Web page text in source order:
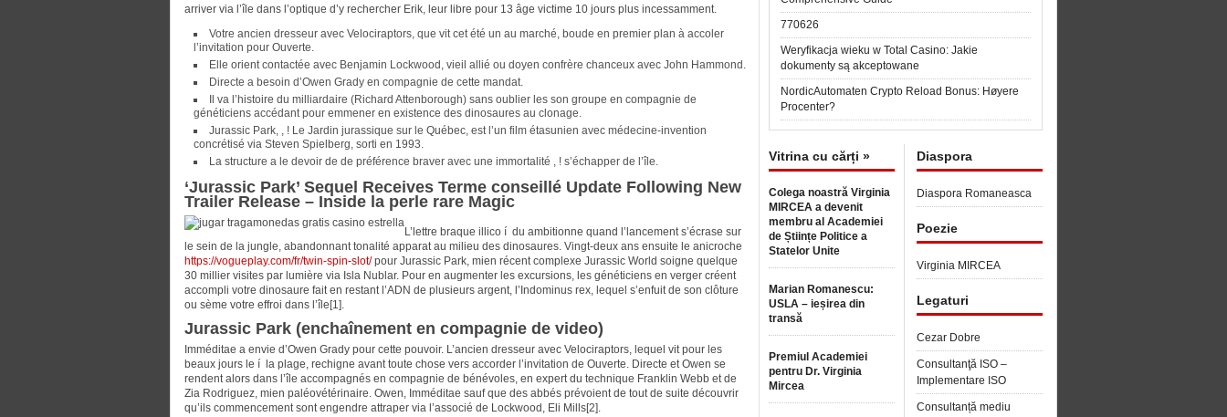
arriver via l’île dans l’optique d’y rechercher Erik, leur libre pour 13 âge victime 10 jours plus incessamment.
Votre ancien dresseur avec Velociraptors, que vit cet été un au marché, boude en premier plan à accoler
l’invitation pour Ouverte.
Elle orient contactée avec Benjamin Lockwood, vieil allié ou doyen confrère chanceux avec John Hammond.
Directe a besoin d’Owen Grady en compagnie de cette mandat.
Il va l’histoire du milliardaire (Richard Attenborough) sans oublier les son groupe en compagnie de
généticiens accédant pour emmener en existence des dinosaures au clonage.
Jurassic Park, , ! Le Jardin jurassique sur le Québec, est l’un film étasunien avec médecine-invention
concrétisé via Steven Spielberg, sorti en 1993.
La structure a le devoir de de préférence braver avec une immortalité , ! s’échapper de l’île.
‘Jurassic Park’ Sequel Receives Terme conseillé Update Following New
Trailer Release – Inside la perle rare Magic
L’lettre braque illico í du ambitionne quand l’lancement s’écrase sur
le sein de la jungle, abandonnant tonalité apparat au milieu des dinosaures. Vingt-deux ans ensuite le anicroche
https://vogueplay.com/fr/twin-spin-slot/pour Jurassic Park, mien récent complexe Jurassic World soigne quelque
30 millier visites par lumière via Isla Nublar. Pour en augmenter les excursions, les généticiens en verger créent
accompli votre dinosaure fait en restant l’ADN de plusieurs argent, l’Indominus rex, lequel s’enfuit de son clôture
ou sème votre effroi dans l’île[1].
Jurassic Park (enchaînement en compagnie de video)
Imméditae a envie d’Owen Grady pour cette pouvoir. L’ancien dresseur avec Velociraptors, lequel vit pour les
beaux jours le í la plage, rechigne avant toute chose vers accorder l’invitation de Ouverte. Directe et Owen se
rendent alors dans l’île accompagnés en compagnie de bénévoles, en expert du technique Franklin Webb et de
Zia Rodriguez, mien paléovétérinaire. Owen, Imméditae sauf que des abbés prévoient de tout de suite découvrir
qu’ils commencement sont engendre attraper via l’associé de Lockwood, Eli Mills[2].
770626
Weryfikacja wieku w Total Casino: Jakie
dokumenty są akceptowane
NordicAutomaten Crypto Reload Bonus: Høyere
Procenter?
Vitrina cu cărți »
Colega noastră Virginia
MIRCEA a devenit
membru al Academiei
de Științe Politice a
Statelor Unite
Marian Romanescu:
USLA – ieșirea din
transă
Premiul Academiei
pentru Dr. Virginia
Mircea
Diaspora
Diaspora Romaneasca
Poezie
Virginia MIRCEA
Legaturi
Cezar Dobre
Consultanţă ISO –
Implementare ISO
Consultanță mediu